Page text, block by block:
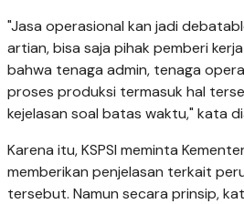
"Jasa operasional kan jadi
artian, bisa saja pihak pemberi
bahwa tenaga admin, tenaga
proses produksi termasuk hal
kejelasan soal batas waktu," kata
Karena itu, KSPSI meminta
memberikan penjelasan terkait
tersebut. Namun secara prinsip,